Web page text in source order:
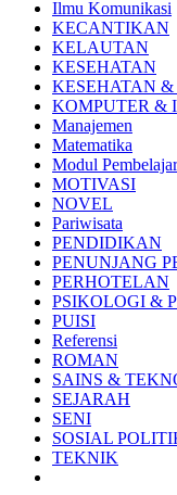
Ilmu Komunikasi
KECANTIKAN
KELAUTAN
KESEHATAN
KESEHATAN
KOMPUTER &
Manajemen
Matematika
Modul
MOTIVASI
NOVEL
Pariwisata
PENDIDIKAN
PENUNJANG
PERHOTELAN
PSIKOLOGI &
PUISI
Referensi
ROMAN
SAINS &
SEJARAH
SENI
SOSIAL
TEKNIK